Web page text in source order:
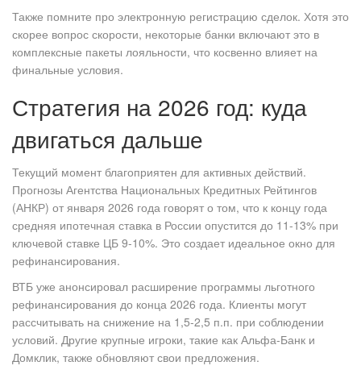
Также помните про электронную регистрацию сделок. Хотя это
скорее вопрос скорости, некоторые банки включают это в
комплексные пакеты лояльности, что косвенно влияет на
финальные условия.
Стратегия на 2026 год: куда
двигаться дальше
Текущий момент благоприятен для активных действий.
Прогнозы Агентства Национальных Кредитных Рейтингов
(АНКР) от января 2026 года говорят о том, что к концу года
средняя ипотечная ставка в России опустится до 11-13% при
ключевой ставке ЦБ 9-10%. Это создает идеальное окно для
рефинансирования.
ВТБ уже анонсировал расширение программы льготного
рефинансирования до конца 2026 года. Клиенты могут
рассчитывать на снижение на 1,5-2,5 п.п. при соблюдении
условий. Другие крупные игроки, такие как Альфа-Банк и
Домклик, также обновляют свои предложения.